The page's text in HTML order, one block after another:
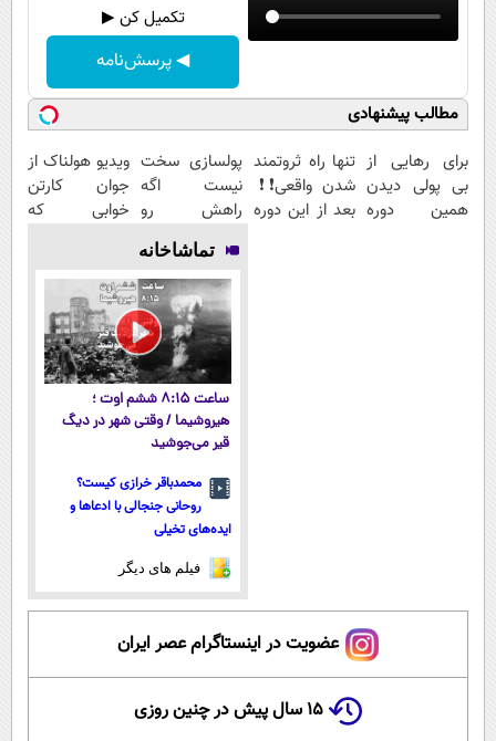
تکمیل کن ▶
◀ پرسش‌نامه
مطالب پیشنهادی
برای رهایی از
بی پولی دیدن
همین دوره
تنها راه ثروتمند
شدن واقعی❗❗
بعد از این دوره
پولسازی سخت
نیست اگه
راهش رو
بدونی! " دوره
رایگان "
ویدیو هولناک از
جوان کارتن
خوابی که
تماشاخانه
ساعت ۸:۱۵ ششم اوت ؛
هیروشیما / وقتی شهر در دیگ
قیر می‌جوشید
محمدباقر خرازی کیست؟
روحانی جنجالی با ادعاها و
ایده‌های تخیلی
فیلم های دیگر
عضویت در اینستاگرام عصر ایران
۱۵ سال پیش در چنین روزی